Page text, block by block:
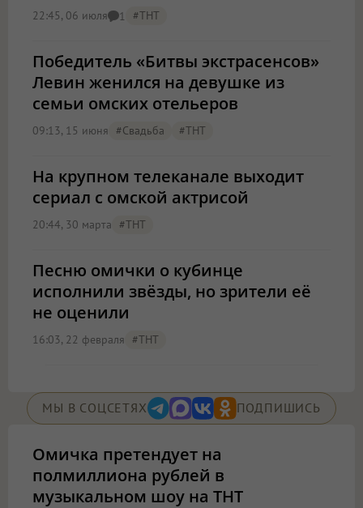
22:45, 06 июля 1 #ТНТ
Победитель «Битвы экстрасенсов»
Левин женился на девушке из
семьи омских отельеров
09:13, 15 июня #свадьба #ТНТ
На крупном телеканале выходит
сериал с омской актрисой
20:44, 30 марта #ТНТ
Песню омички о кубинце
исполнили звёзды, но зрители её
не оценили
16:03, 22 февраля #ТНТ
МЫ В СОЦСЕТЯХ ПОДПИШИСЬ
Омичка претендует на
полмиллиона рублей в
музыкальном шоу на ТНТ